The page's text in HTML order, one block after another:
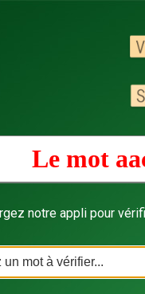
Le mot
notre appli pour